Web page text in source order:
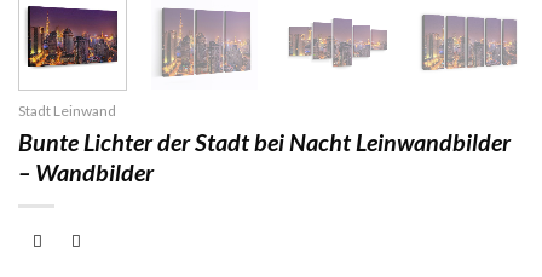
Stadt Leinwand
Bunte Lichter der Stadt bei Nacht Leinwandbilder
– Wandbilder